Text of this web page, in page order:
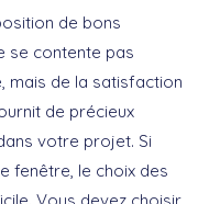
de bons
se contente pas
mais de la satisfaction
de précieux
votre projet. Si
fenêtre, le choix des